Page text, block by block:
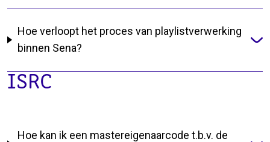
Hoe verloopt het proces van playlistverwerking
binnen Sena?
ISRC
Hoe kan ik een mastereigenaarcode t.b.v. de